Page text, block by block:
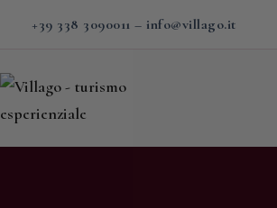
+39 338 3090011 – info@villago.it
Home